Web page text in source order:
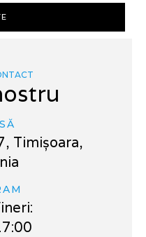
Timișoara,